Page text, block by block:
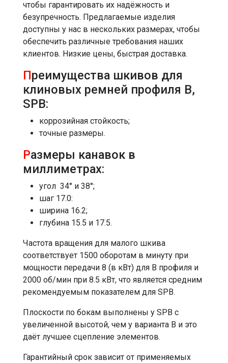
чтобы гарантировать их надёжность и
безупречность. Предлагаемые изделия
доступны у нас в нескольких размерах, чтобы
обеспечить различные требования наших
клиентов. Низкие цены, быстрая доставка.
Преимущества шкивов для
клиновых ремней профиля B,
SPB:
коррозийная стойкость;
точные размеры.
Размеры канавок в
миллиметрах:
угол 34° и 38°;
шаг 17.0:
ширина 16.2;
глубина 15.5 и 17.5.
Частота вращения для малого шкива
соответствует 1500 оборотам в минуту при
мощности передачи 8 (в кВт) для B профиля и
2000 об/мин при 8.5 кВт, что является средним
рекомендуемым показателем для SPB.
Плоскости по бокам выполнены у SPB с
увеличенной высотой, чем у варианта B и это
даёт лучшее сцепление элементов.
Гарантийный срок зависит от применяемых